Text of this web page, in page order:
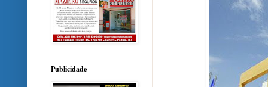
Publicidade